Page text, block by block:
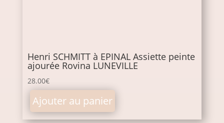
Henri SCHMITT à EPINAL Assiette peinte
ajourée Rovina LUNEVILLE
28.00€
Ajouter au panier